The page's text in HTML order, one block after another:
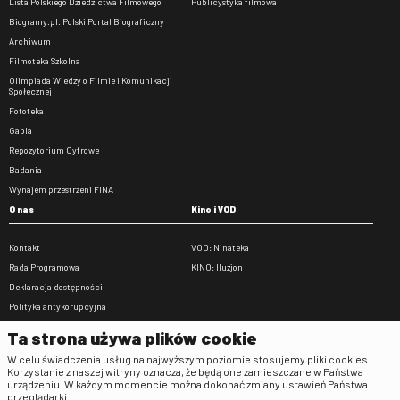
Biogramy.pl. Polski Portal Biograficzny
Archiwum
Filmoteka Szkolna
Olimpiada Wiedzy o Filmie i Komunikacji
Społecznej
Fototeka
Gapla
Repozytorium Cyfrowe
Badania
Wynajem przestrzeni FINA
O nas
Kontakt
Rada Programowa
Deklaracja dostępności
Polityka antykorupcyjna
Zamówienia publiczne
Praca w FINA
Kino i VOD
VOD: Ninateka
KINO: Iluzjon
Regulaminy
Ta strona używa plików cookie
W celu świadczenia usług na najwyższym poziomie stosujemy pliki cookies.
Korzystanie z naszej witryny oznacza, że będą one zamieszczane w Państwa
urządzeniu. W każdym momencie można dokonać zmiany ustawień Państwa
przeglądarki